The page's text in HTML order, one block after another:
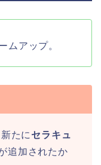
ムアップ。
たに セラキュ
追加されたか